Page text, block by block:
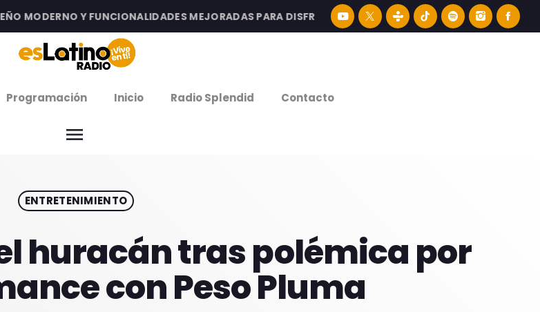
Y FUNCIONALIDADES MEJORADAS PARA DISFRUTAR LA MEJOR MÚSICA LATINA Y CONTENIDO
Programación Inicio Radio Splendid Contacto
menu
ENTRETENIMIENTO
huracán tras polémica por
con Peso Pluma